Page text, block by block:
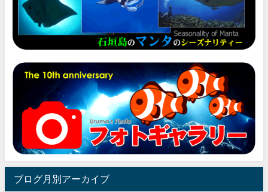
ブログ月別アーカイブ